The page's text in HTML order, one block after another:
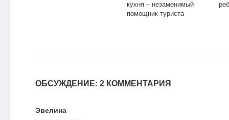
кухня – незаменимый
помощник туриста
ОБСУЖДЕНИЕ: 2 КОММЕНТАРИЯ
Эвелина